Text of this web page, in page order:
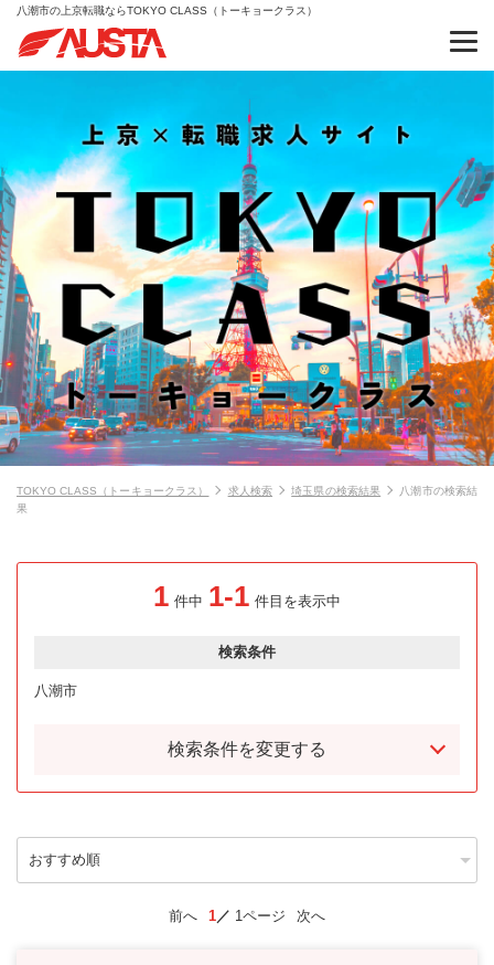
八潮市の上京転職ならTOKYO CLASS（トーキョークラス）
TOKYO CLASS（トーキョークラス） 求人検索 埼玉県の検索結果
八潮市の検索結
果
1 件中 1-1 件目を表示中
検索条件
八潮市
検索条件を変更する
前へ 1 1ページ 次へ